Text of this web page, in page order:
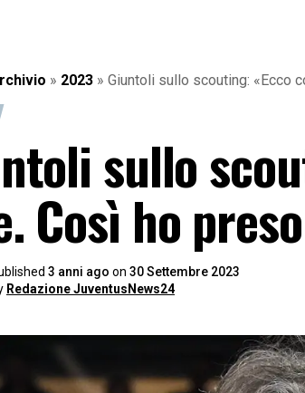
» 2023 » Giuntoli sullo scouting: «Ecco
sullo
Così ho
3 anni ago on 30 Settembre 2023
Redazione JuventusNews24